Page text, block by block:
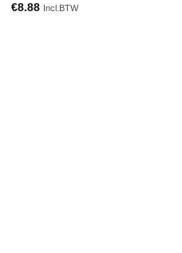
€8.88 Incl.BTW